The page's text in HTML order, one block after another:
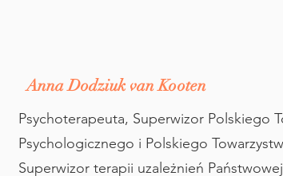
Anna Dodziuk van Kooten
Psychoterapeuta, Superwizor Polskiego
Psychologicznego i Polskiego
Superwizor terapii uzależnień